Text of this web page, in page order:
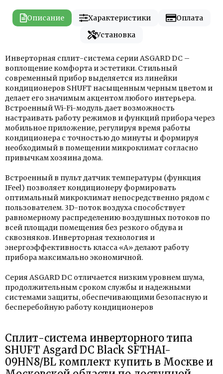
Описание Характеристики
Оплата
Установка
Инверторная сплит-система серии ASGARD DC –
воплощение комфорта и эстетики. Стильный
современный прибор выделяется из линейки
кондиционеров SHUFT насыщенным черным цветом и
делает его значимым акцентом любого интерьера.
Встроенный Wi-Fi-модуль дает возможность
настраивать работу режимов и функций прибора через
мобильное приложение, регулируя время работы
кондиционера с точностью до минуты и формируя
необходимый в помещении микроклимат согласно
привычкам хозяина дома.
Встроенный в пульт датчик температуры (функция
IFeel) позволяет кондиционеру формировать
оптимальный микроклимат непосредственно рядом с
пользователем. 3D-поток воздуха способствует
равномерному распределению воздушных потоков по
всей площади помещения без резкого обдува и
сквозняков. Инверторная технология и
энергоэффективность класса «А» делают работу
прибора максимально экономичной.
Серия ASGARD DC отличается низким уровнем шума,
продолжительным сроком службы и надежными
системами защиты, обеспечивающими безопасную и
бесперебойную работу кондиционеров
Сплит-система инверторного типа
SHUFT Asgard DC Black SFTHAI-
09HN8/BL комплект купить в Москве и